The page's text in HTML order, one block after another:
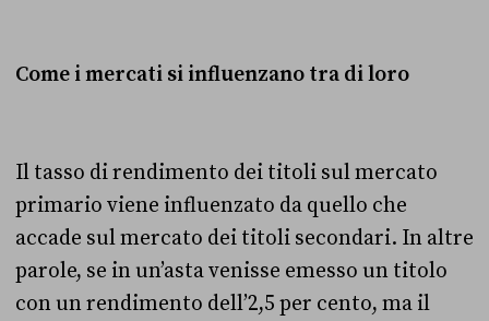
Come i mercati si influenzano tra di loro
Il tasso di rendimento dei titoli sul mercato
primario viene influenzato da quello che
accade sul mercato dei titoli secondari. In altre
parole, se in un’asta venisse emesso un titolo
con un rendimento dell’2,5 per cento, ma il